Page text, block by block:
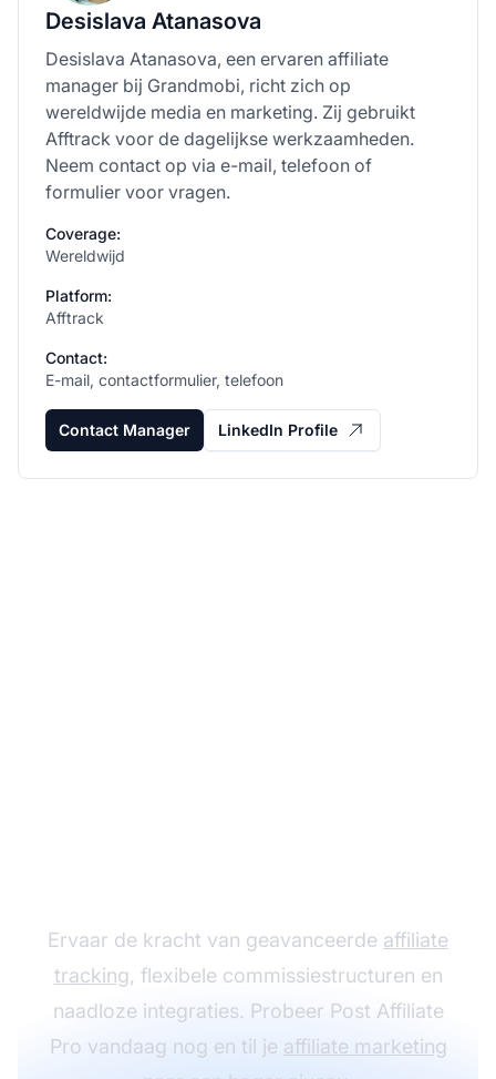
Desislava Atanasova
Desislava Atanasova, een ervaren affiliate
manager bij Grandmobi, richt zich op
wereldwijde media en marketing. Zij gebruikt
Afftrack voor de dagelijkse werkzaamheden.
Neem contact op via e-mail, telefoon of
formulier voor vragen.
Coverage:
Wereldwijd
Platform:
Afftrack
Contact:
E-mail, contactformulier, telefoon
Contact Manager LinkedIn Profile
Ervaar de kracht van geavanceerde affiliate
tracking, flexibele commissiestructuren en
naadloze integraties. Probeer Post Affiliate
Pro vandaag nog en til je affiliate marketing